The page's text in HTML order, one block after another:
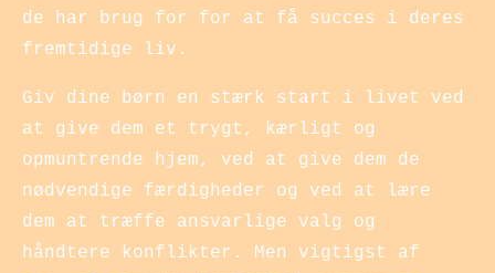
de har brug for for at få succes i deres
fremtidige liv.
Giv dine børn en stærk start i livet ved
at give dem et trygt, kærligt og
opmuntrende hjem, ved at give dem de
nødvendige færdigheder og ved at lære
dem at træffe ansvarlige valg og
håndtere konflikter. Men vigtigst af